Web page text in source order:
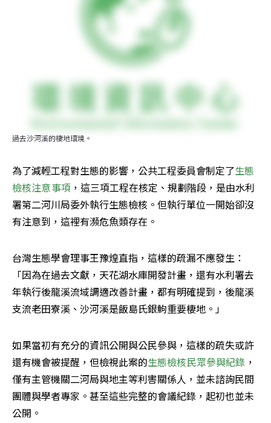
過去沙河溪的棲地環境。
為了減輕工程對生態的影響，公共工程委員會制定了生態
檢核注意事項 ，這三項工程在核定、規劃階段，是由水利
署第二河川局委外執行生態檢核。但執行單位一開始卻沒
有注意到，這裡有瀕危魚類存在。
台灣生態學會理事王豫煌直指，這樣的疏漏不應發生：
「因為在過去文獻，天花湖水庫開發計畫，還有水利署去
年執行後龍溪流域調適改善計畫，都有明確提到，後龍溪
支流老田寮溪、沙河溪是飯島氏銀鮈重要棲地。」
如果當初有充分的資訊公開與公民參與，這樣的疏失或許
還有機會被提醒，但檢視此案的生態檢核民眾參與紀錄 ，
僅有主管機關二河局與地主等利害關係人，並未諮詢民間
團體與學者專家。甚至這些完整的會議紀錄，起初也並未
公開。